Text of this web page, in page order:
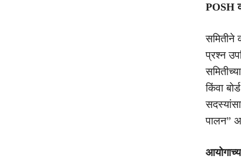
POSH
समितीने
प्रश्न
किंवा
पालन”